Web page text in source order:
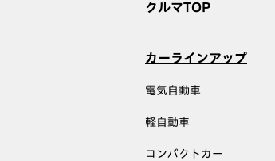
クルマTOP
カーラインアップ
電気自動車
軽自動車
コンパクトカー